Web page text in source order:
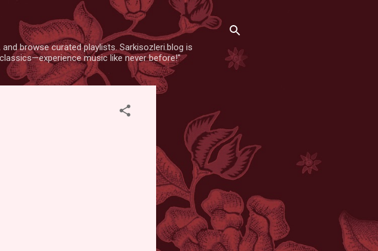
browse curated playlists. Sarkisozleri.blog is
music like never before!"